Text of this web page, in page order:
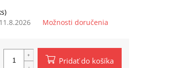
11.8.2026 Možnosti doručenia
Pridať do košíka